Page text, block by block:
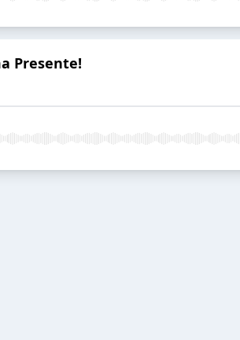
Presente!